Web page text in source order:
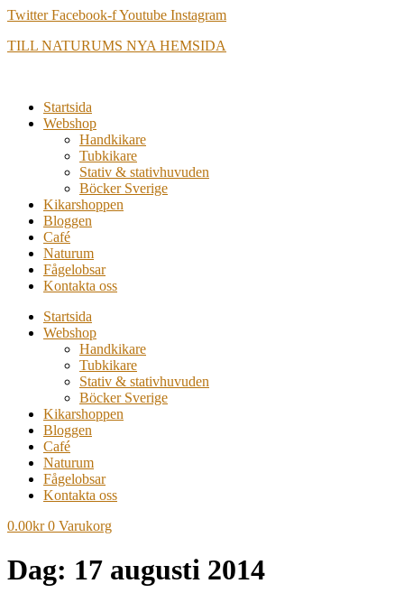
Hoppa
innehåll
Twitter Facebook-fYoutube Instagram
TILL NATURUMS NYA HEMSIDA
Startsida
Webshop
Handkikare
Tubkikare
Stativ & stativhuvuden
Böcker Sverige
Kikarshoppen
Bloggen
Café
Naturum
Fågelobsar
Kontakta oss
Startsida
Webshop
Handkikare
Tubkikare
Stativ & stativhuvuden
Böcker Sverige
Kikarshoppen
Bloggen
Café
Naturum
Fågelobsar
Kontakta oss
0.00kr 0 Varukorg
Dag: 17 augusti 2014